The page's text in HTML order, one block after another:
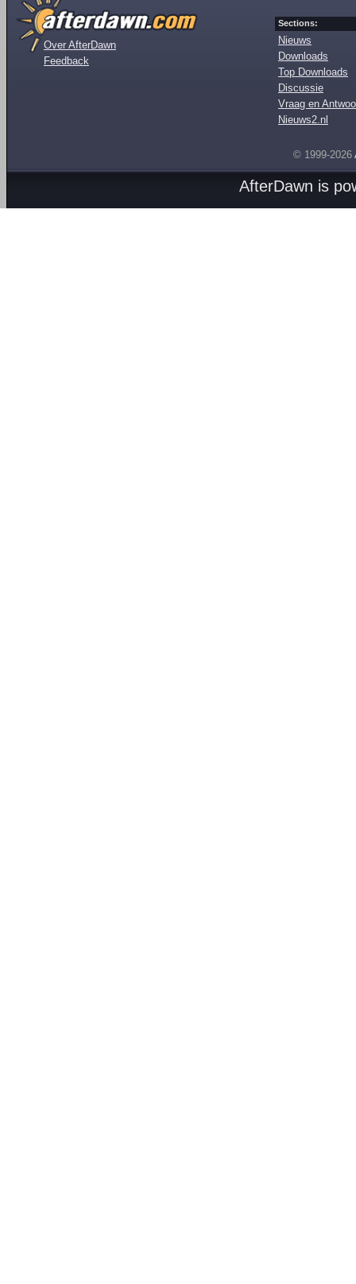
Over AfterDawn
Feedback
Sections:
Nieuws
Downloads
Top Downloads
Discussie
Vraag en
Nieuws2.nl
© 1999-2026
AfterDawn is